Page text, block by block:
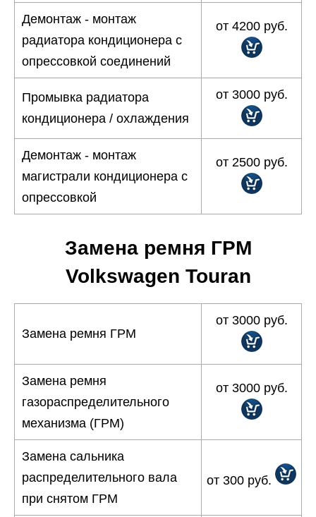
Демонтаж - монтаж
радиатора кондиционера с
опрессовкой соединений
от 4200 руб.
Промывка радиатора
кондиционера / охлаждения
от 3000 руб.
Демонтаж - монтаж
магистрали кондиционера с
опрессовкой
от 2500 руб.
Замена ремня ГРМ
Volkswagen Touran
Замена ремня ГРМ
от 3000 руб.
Замена ремня
газораспределительного
механизма (ГРМ)
от 3000 руб.
Замена сальника
распределительного вала
при снятом ГРМ
от 300 руб.